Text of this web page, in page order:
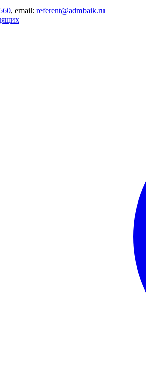
, email: referent@admbaik.ru